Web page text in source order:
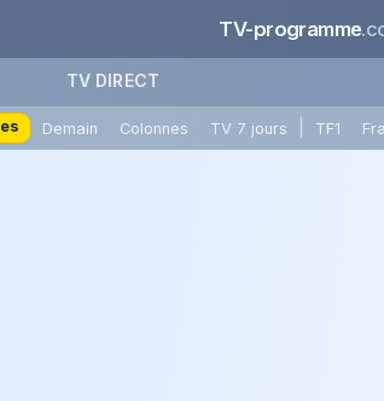
TV-programme
TV DIRECT
Demain Colonnes TV 7 jours TF1